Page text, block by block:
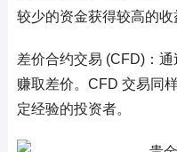
较少的资金获得较高的收
差价合约交易 (CFD)：
赚取差价。CFD 交易同
定经验的投资者。